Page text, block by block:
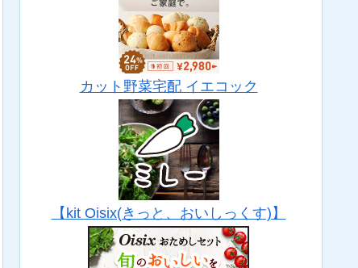
カット野菜宅配 イエコック
【kit Oisix(きっと、おいしっくす)】